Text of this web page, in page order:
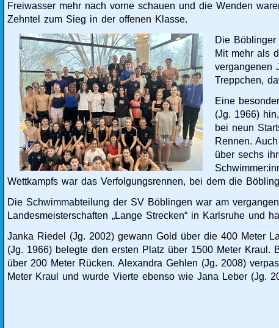
Freiwasser mehr nach vorne schauen und die Wenden
Zehntel zum Sieg in der offenen Klasse.
Die
Mit mehr als
vergangenen
Treppchen,
Eine
(Jg. 1966)
bei neun
Rennen.
über sechs
Wettkampfs war das Verfolgungsrennen, bei dem die
Die Schwimmabteilung der SV Böblingen war am
Landesmeisterschaften „Lange Strecken“ in Karlsruhe und
Janka Riedel (Jg. 2002) gewann Gold über die 400 Meter
(Jg. 1966) belegte den ersten Platz über 1500 Meter Kraul.
über 200 Meter Rücken. Alexandra Gehlen (Jg. 2008)
Meter Kraul und wurde Vierte ebenso wie Jana Leber (Jg.